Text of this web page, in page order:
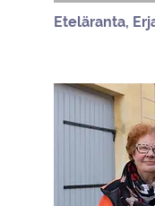
Eteläranta,